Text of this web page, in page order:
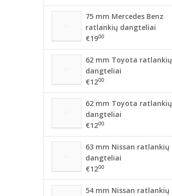
75 mm Mercedes Benz
ratlankių dangteliai
€1900
62 mm Toyota ratlankių
dangteliai
€1200
62 mm Toyota ratlankių
dangteliai
€1200
63 mm Nissan ratlankių
dangteliai
€1200
54 mm Nissan ratlankių